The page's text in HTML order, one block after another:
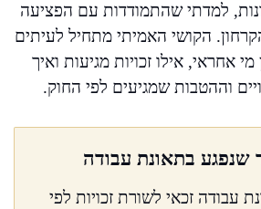
למדתי שהתמודדות עם הפציעה
הקושי האמיתי מתחיל לעיתים
אחראי, אילו זכויות מגיעות ואיך
וההטבות שמגיעים לפי החוק.
שנפגע בתאונת עבודה
עבודה זכאי לשורת זכויות לפי